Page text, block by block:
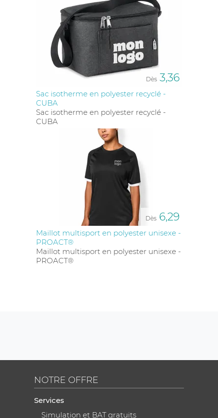
Dès 3,36
Sac isotherme en polyester recyclé -
CUBA
Sac isotherme en polyester recyclé -
CUBA
Dès 6,29
Maillot multisport en polyester unisexe -
PROACT®
Maillot multisport en polyester unisexe -
PROACT®
NOTRE OFFRE
Services
Simulation et BAT gratuits